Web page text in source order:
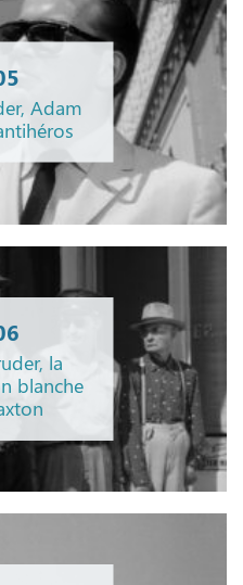
Adam
la
blanche